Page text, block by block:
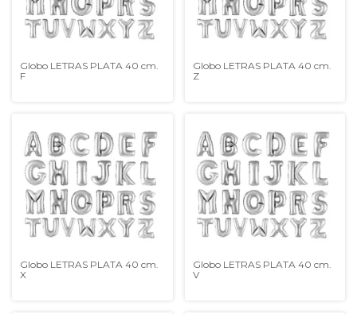
Globo LETRAS PLATA 40 cm.
F
Globo LETRAS PLATA 40 cm.
Z
Globo LETRAS PLATA 40 cm.
X
Globo LETRAS PLATA 40 cm.
V